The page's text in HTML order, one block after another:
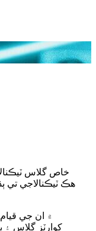
هڪ ٽيڪنالاجي تي
کوارٽز گلاس